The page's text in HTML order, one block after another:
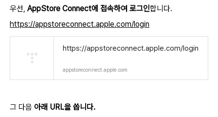
우선, AppStore Connect에 접속하여 로그인합니다.
https://appstoreconnect.apple.com/login
https://appstoreconnect.apple.com/login
appstoreconnect.apple.com
그 다음 아래 URL을 쏩니다.